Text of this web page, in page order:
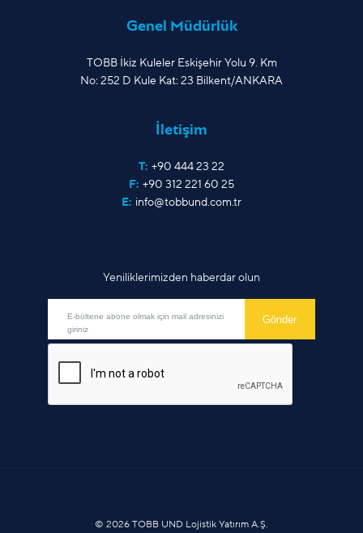
Genel Müdürlük
TOBB İkiz Kuleler Eskişehir Yolu 9. Km
No: 252 D Kule Kat: 23 Bilkent/ANKARA
İletişim
T: +90 444 23 22
F: +90 312 221 60 25
E: info@tobbund.com.tr
Yeniliklerimizden haberdar olun
© 2026 TOBB UND Lojistik Yatırım A.Ş.